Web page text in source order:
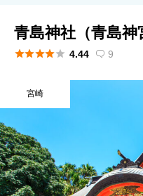
青島神社（青島神
 4.44  9
宮崎